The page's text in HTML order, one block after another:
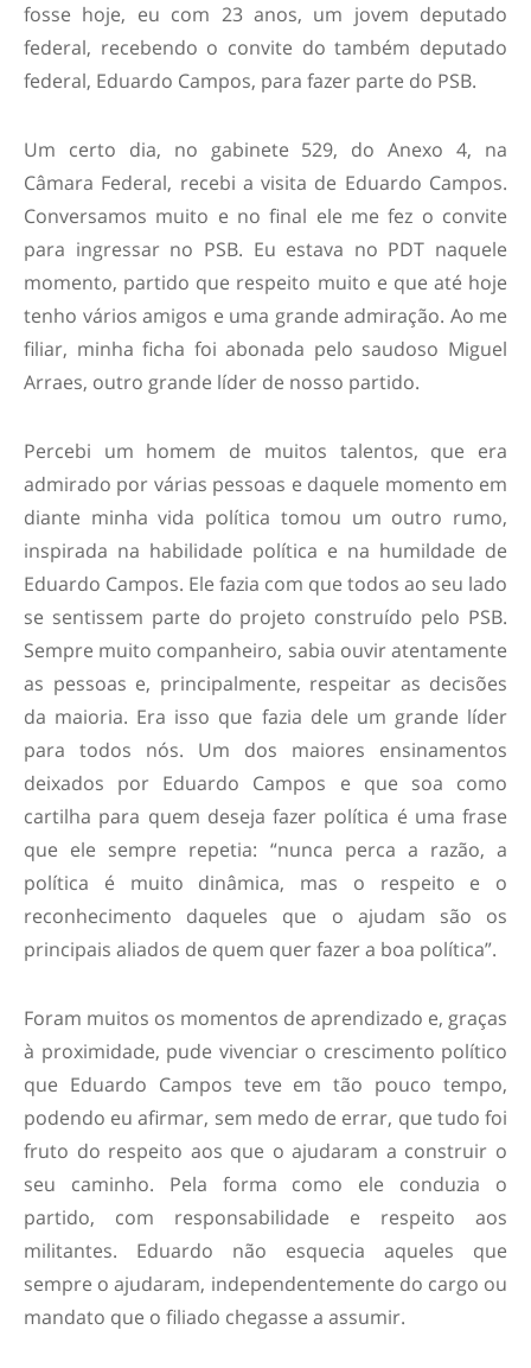
fosse hoje, eu com 23 anos, um jovem deputado
federal, recebendo o convite do também deputado
federal, Eduardo Campos, para fazer parte do PSB.
Um certo dia, no gabinete 529, do Anexo 4, na
Câmara Federal, recebi a visita de Eduardo Campos.
Conversamos muito e no final ele me fez o convite
para ingressar no PSB. Eu estava no PDT naquele
momento, partido que respeito muito e que até hoje
tenho vários amigos e uma grande admiração. Ao me
filiar, minha ficha foi abonada pelo saudoso Miguel
Arraes, outro grande líder de nosso partido.
Percebi um homem de muitos talentos, que era
admirado por várias pessoas e daquele momento em
diante minha vida política tomou um outro rumo,
inspirada na habilidade política e na humildade de
Eduardo Campos. Ele fazia com que todos ao seu lado
se sentissem parte do projeto construído pelo PSB.
Sempre muito companheiro, sabia ouvir atentamente
as pessoas e, principalmente, respeitar as decisões
da maioria. Era isso que fazia dele um grande líder
para todos nós. Um dos maiores ensinamentos
deixados por Eduardo Campos e que soa como
cartilha para quem deseja fazer política é uma frase
que ele sempre repetia: “nunca perca a razão, a
política é muito dinâmica, mas o respeito e o
reconhecimento daqueles que o ajudam são os
principais aliados de quem quer fazer a boa política”.
Foram muitos os momentos de aprendizado e, graças
à proximidade, pude vivenciar o crescimento político
que Eduardo Campos teve em tão pouco tempo,
podendo eu afirmar, sem medo de errar, que tudo foi
fruto do respeito aos que o ajudaram a construir o
seu caminho. Pela forma como ele conduzia o
partido, com responsabilidade e respeito aos
militantes. Eduardo não esquecia aqueles que
sempre o ajudaram, independentemente do cargo ou
mandato que o filiado chegasse a assumir.